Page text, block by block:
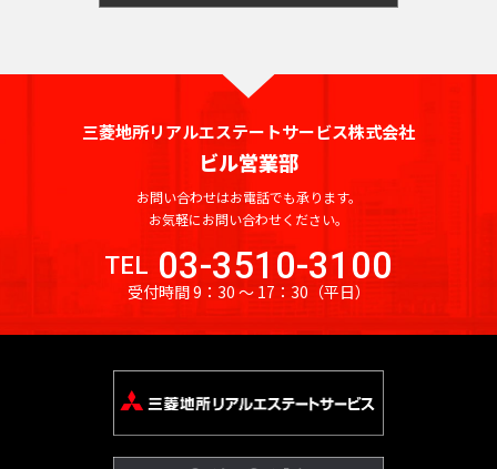
三菱地所リアルエステートサービス株式会社
ビル営業部
お問い合わせはお電話でも承ります。
お気軽にお問い合わせください。
TEL 03-3510-3100
受付時間 9：30 〜 17：30 （平日）